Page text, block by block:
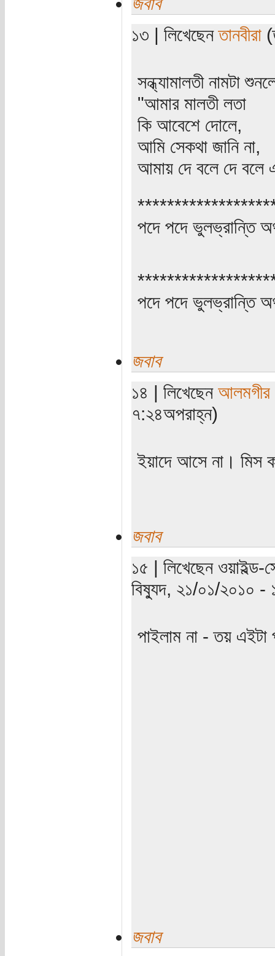
১৩ | লিখেছেনতানবীরা
সন্ধ্যামালতী নামটা
"আমার মালতী লতা
কি আবেশে দোলে,
আমি সেকথা জানি না,
আমায় দে বলে দে
পদে পদে ভুলভ্রান্তি
পদে পদে ভুলভ্রান্তি
জবাব
১৪ | লিখেছেন আলমগীর
৭:২৪অপরাহ্ন)
ইয়াদে আসে না। মিস
জবাব
১৫ | লিখেছেন ওয়াইল্ড-
বিষ্যুদ, ২১/০১/২০১০ -
পাইলাম না - তয় এইটা
জবাব